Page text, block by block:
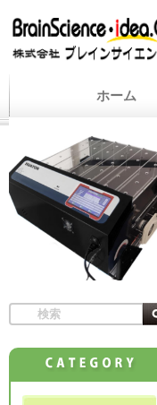
ホーム